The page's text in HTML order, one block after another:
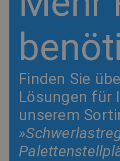
Finden Sie
Lösungen für
unserem